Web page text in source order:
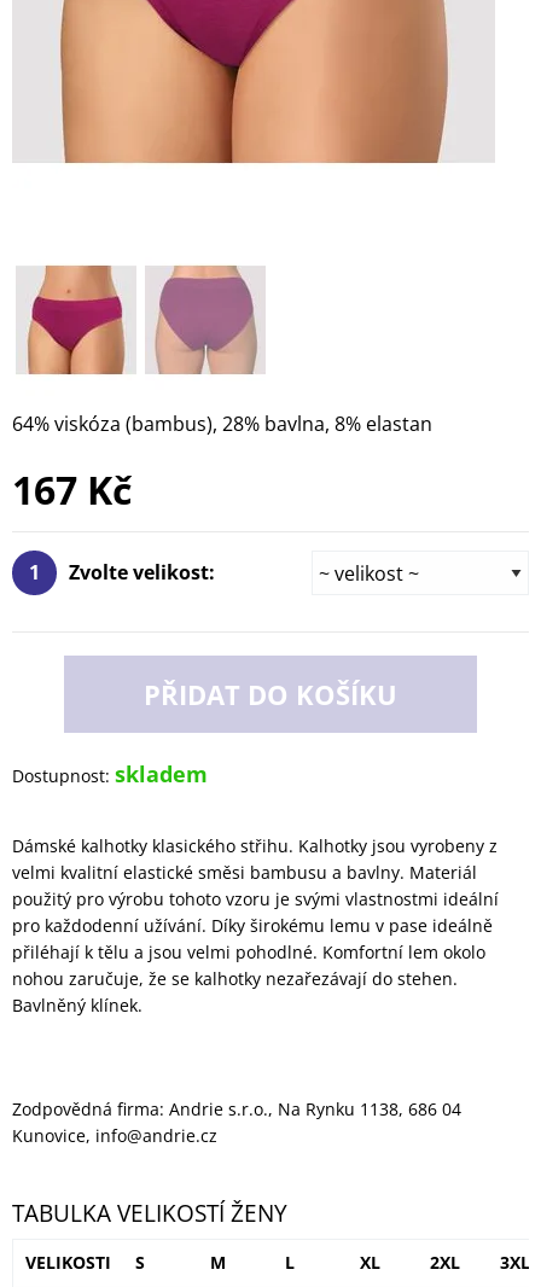
64% viskóza (bambus), 28% bavlna, 8% elastan
167 Kč
1 Zvolte velikost:
PŘIDAT DO KOŠÍKU
Dostupnost: skladem
Dámské kalhotky klasického střihu. Kalhotky jsou vyrobeny z
velmi kvalitní elastické směsi bambusu a bavlny. Materiál
použitý pro výrobu tohoto vzoru je svými vlastnostmi ideální
pro každodenní užívání. Díky širokému lemu v pase ideálně
přiléhají k tělu a jsou velmi pohodlné. Komfortní lem okolo
nohou zaručuje, že se kalhotky nezařezávají do stehen.
Bavlněný klínek.
Zodpovědná firma: Andrie s.r.o., Na Rynku 1138, 686 04
Kunovice, info@andrie.cz
TABULKA VELIKOSTÍ ŽENY
VELIKOSTI S M L XL 2XL 3XL